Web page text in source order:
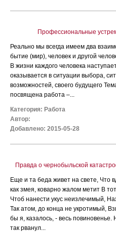
Профессиональные
Реально мы всегда имеем два
бытие (мир), человек и другой
В жизни каждого человека
оказывается в ситуации выбора,
возможностей, своего будущего
посвящена работа –...
Категория: Работа
Автор:
Добавлено: 2015-05-28
Правда о чернобыльской
Еще и та беда живет на свете, Что
как змея, коварно жалом метит В
Чтоб нанести укус неизлечимый,
Так атом, до конца не укротимый,
бы я, казалось, - весь
так рванул...